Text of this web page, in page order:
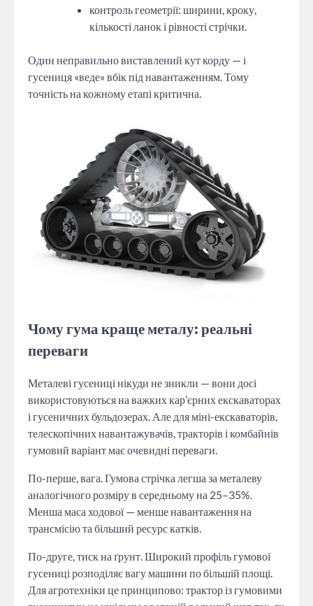
контроль геометрії: ширини, кроку,
кількості ланок і рівності стрічки.
Один неправильно виставлений кут корду — і
гусениця «веде» вбік під навантаженням. Тому
точність на кожному етапі критична.
Чому гума краще металу: реальні
переваги
Металеві гусениці нікуди не зникли — вони досі
використовуються на важких кар’єрних екскаваторах
і гусеничних бульдозерах. Але для міні-екскаваторів,
телескопічних навантажувачів, тракторів і комбайнів
гумовий варіант має очевидні переваги.
По-перше, вага. Гумова стрічка легша за металеву
аналогічного розміру в середньому на 25–35%.
Менша маса ходової — менше навантаження на
трансмісію та більший ресурс катків.
По-друге, тиск на ґрунт. Широкий профіль гумової
гусениці розподіляє вагу машини по більшій площі.
Для агротехніки це принципово: трактор із гумовими